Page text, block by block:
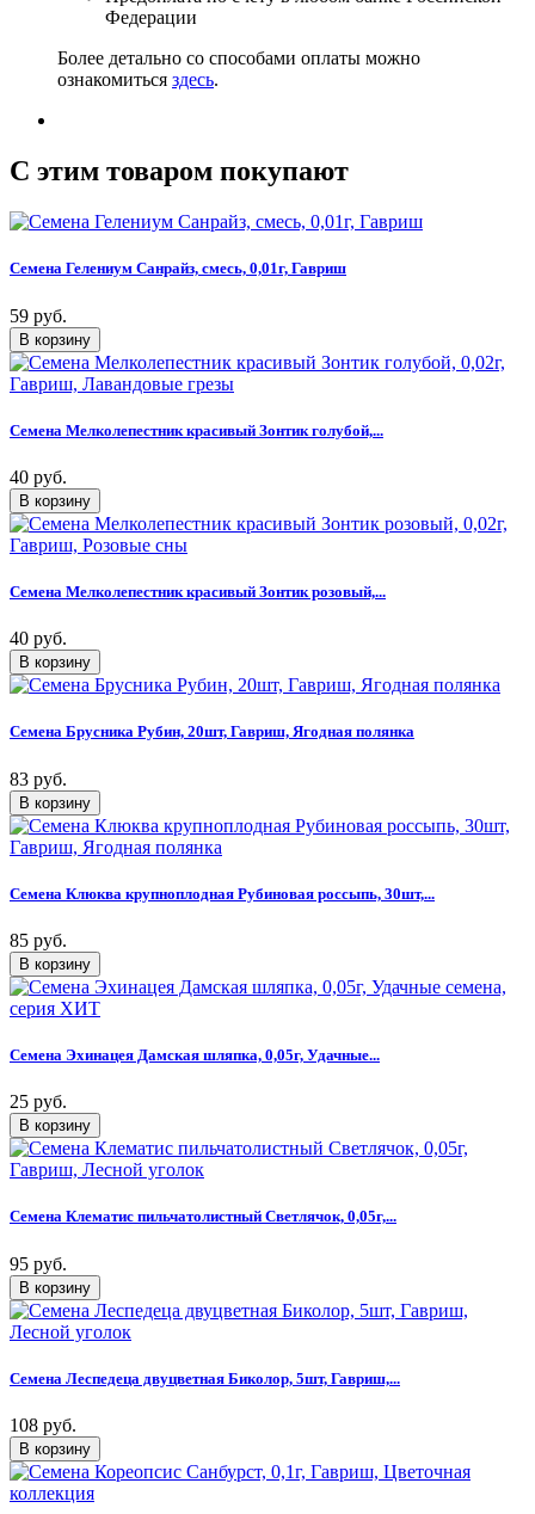
Федерации
Более детально со способами оплаты можно
ознакомиться здесь.
C этим товаром покупают
Семена Гелениум Санрайз, смесь, 0,01г, Гавриш
59 руб.
Семена Мелколепестник красивый Зонтик голубой,...
40 руб.
Семена Мелколепестник красивый Зонтик розовый,...
40 руб.
Семена Брусника Рубин, 20шт, Гавриш, Ягодная полянка
83 руб.
Семена Клюква крупноплодная Рубиновая россыпь, 30шт,...
85 руб.
Семена Эхинацея Дамская шляпка, 0,05г, Удачные...
25 руб.
Семена Клематис пильчатолистный Светлячок, 0,05г,...
95 руб.
Семена Леспедеца двуцветная Биколор, 5шт, Гавриш,...
108 руб.